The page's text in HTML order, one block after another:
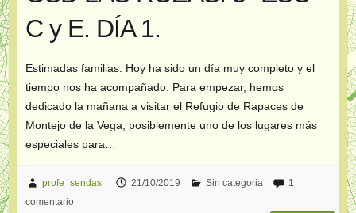
C y E. DÍA 1.
Estimadas familias: Hoy ha sido un día muy completo y el
tiempo nos ha acompañado. Para empezar, hemos
dedicado la mañana a visitar el Refugio de Rapaces de
Montejo de la Vega, posiblemente uno de los lugares más
especiales para…
profe_sendas 21/10/2019 Sin categoria
1
comentario